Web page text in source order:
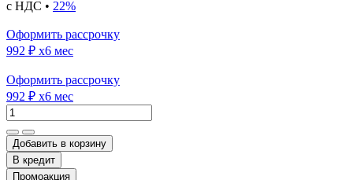
с НДС • 22%
Оформить рассрочку
992 ₽ x6 мес
Оформить рассрочку
992 ₽ x6 мес
Добавить в корзину